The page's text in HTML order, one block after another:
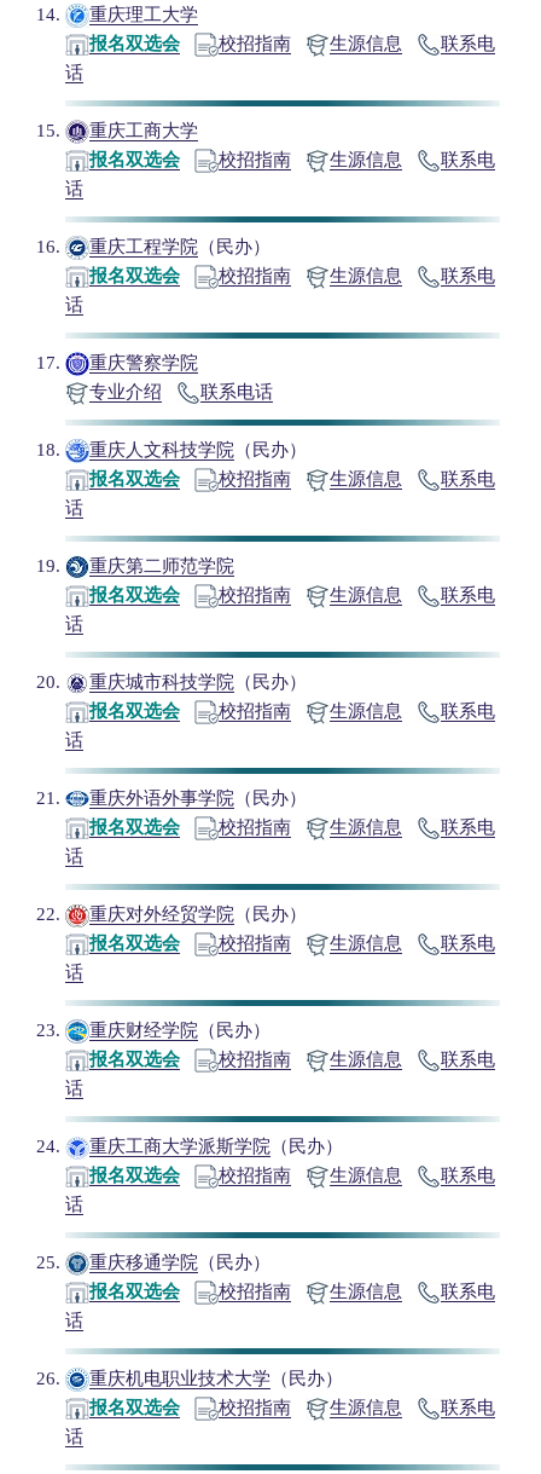
重庆理工大学
报名双选会
校招指南 生源信息
联系电
话
重庆工商大学
报名双选会
校招指南 生源信息
联系电
话
重庆工程学院 （民办）
报名双选会
校招指南 生源信息
联系电
话
重庆警察学院
专业介绍
联系电话
重庆人文科技学院 （民办）
报名双选会
校招指南 生源信息
联系电
话
重庆第二师范学院
报名双选会
校招指南 生源信息
联系电
话
重庆城市科技学院 （民办）
报名双选会
校招指南 生源信息
联系电
话
重庆外语外事学院 （民办）
报名双选会
校招指南 生源信息
联系电
话
重庆对外经贸学院 （民办）
报名双选会
校招指南 生源信息
联系电
话
重庆财经学院 （民办）
报名双选会
校招指南 生源信息
联系电
话
重庆工商大学派斯学院 （民办）
报名双选会
校招指南 生源信息
联系电
话
重庆移通学院 （民办）
报名双选会
校招指南 生源信息
联系电
话
重庆机电职业技术大学 （民办）
报名双选会
校招指南 生源信息
联系电
话